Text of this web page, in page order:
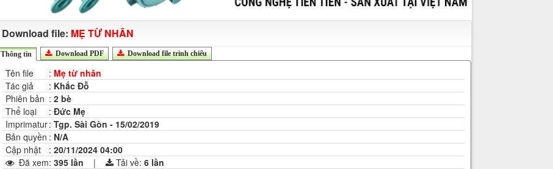
Download file: MẸ TỪ NHÂN
Thông tin Download PDF Download file trình chiếu
Tên file : Mẹ từ nhân
Tác giả
: Khắc Đỗ
Phiên bản : 2 bè
Thể loại
: Đức Mẹ
Imprimatur: Tgp. Sài Gòn - 15/02/2019
Bản quyền : N/A
Cập nhật
: 20/11/2024 04:00
Đã xem: 395 lần | Tải về: 6 lần